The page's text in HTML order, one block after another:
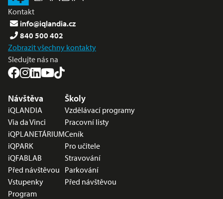
Kontakt
info@iqlandia.cz
840 500 402
Zobrazit všechny kontakty
Sledujte nás na
Nabídka v zápatí
Návštěva
iQLANDIA
Via da Vinci
iQPLANETÁRIUM
iQPARK
iQFABLAB
Před návštěvou
Vstupenky
Program
Školy
Vzdělávací programy
Pracovní listy
Ceník
Pro učitele
Stravování
Parkování
Před návštěvou